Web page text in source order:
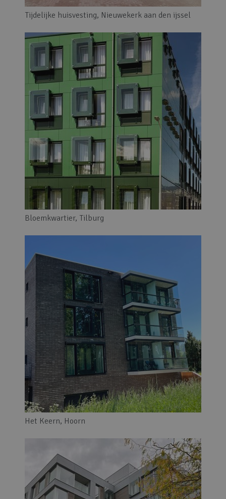
Tijdelijke huisvesting, Nieuwekerk aan den ijssel
Bloemkwartier, Tilburg
Het Keern, Hoorn